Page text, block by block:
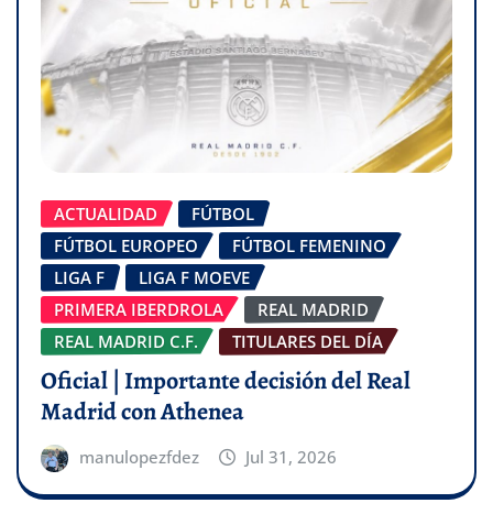
ACTUALIDAD
FÚTBOL
FÚTBOL EUROPEO
FÚTBOL FEMENINO
LIGA F
LIGA F MOEVE
PRIMERA IBERDROLA
REAL MADRID
REAL MADRID C.F.
TITULARES DEL DÍA
Oficial | Importante decisión del Real
Madrid con Athenea
manulopezfdez Jul 31, 2026